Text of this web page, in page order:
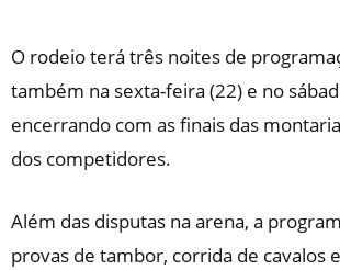
O rodeio terá três noites de
também na sexta-feira (22) e no
encerrando com as finais das
dos competidores.
Além das disputas na arena, a
provas de tambor, corrida de cavalos